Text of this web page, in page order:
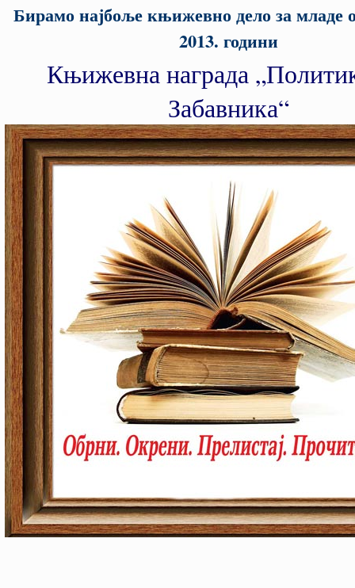
Бирамо најбоље књижевно дело за младе
2013. години
Књижевна награда
Забавника“